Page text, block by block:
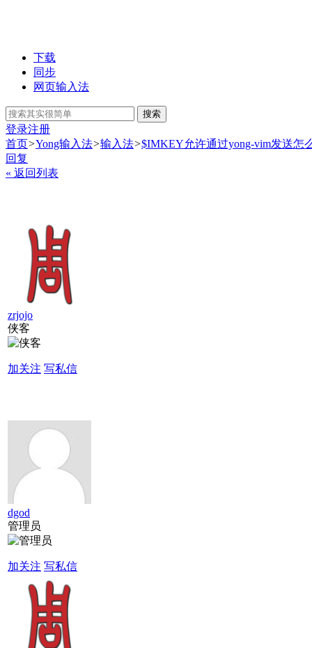
下载
同步
网页输入法
搜索
登录注册
首页>Yong输入法>输入法>$IMKEY允许通过yong-vim发送怎
回复
« 返回列表
zrjojo
侠客
加关注 写私信
dgod
管理员
加关注 写私信